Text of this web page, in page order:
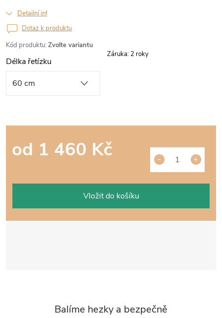
Kód produktu: Zvolte variantu
Detailní informace
Délka řetízku
od 1 460 Kč
Vložit do košíku
Dotaz k produktu
Záruka: 2 roky
Balíme hezky a bezpečně